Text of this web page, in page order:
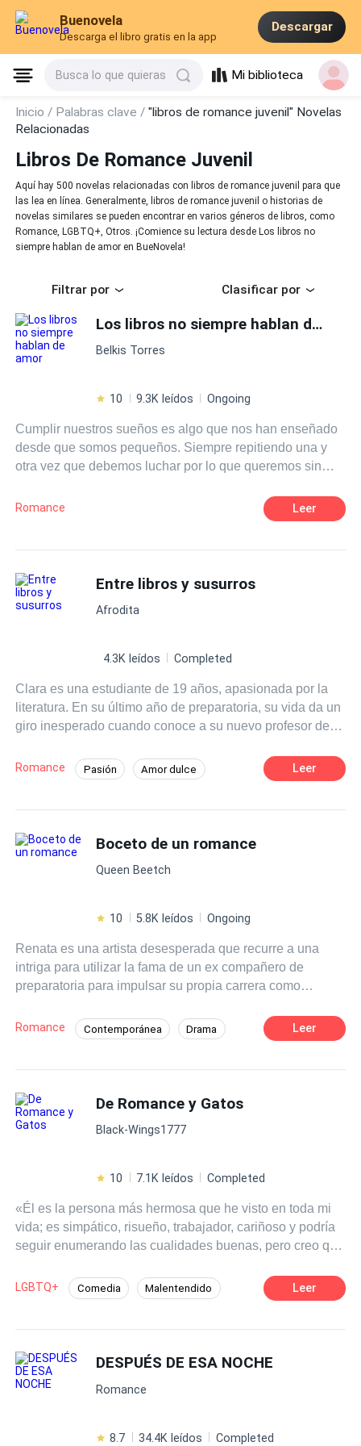
Buenovela
Descarga el libro gratis en la app
Descargar
Busca lo que quieras Mi biblioteca
Inicio / Palabras clave /"libros de romance juvenil" Novelas
Relacionadas
Libros De Romance Juvenil
Aquí hay 500 novelas relacionadas con libros de romance juvenil para que
las lea en línea. Generalmente, libros de romance juvenil o historias de
novelas similares se pueden encontrar en varios géneros de libros, como
Romance, LGBTQ+, Otros. ¡Comience su lectura desde Los libros no
siempre hablan de amor en BueNovela!
Filtrar por Clasificar por
Los libros no siempre hablan de amor
Belkis Torres
10 9.3K leídos Ongoing
Cumplir nuestros sueños es algo que nos han enseñado
desde que somos pequeños. Siempre repitiendo una y
otra vez que debemos luchar por lo que queremos sin
tenía en mente cuando se subió a un avión para ir al otro
extremo del país, para perseguir eso que tanto anhelaba.
cosas más, nuevas amistades, nuevos gustos, pero sobre
todo, algo sobre lo que solamente había escrito y leído: el
Romance Leer
Entre libros y susurros
Afrodita
4.3K leídos Completed
Clara es una estudiante de 19 años, apasionada por la
literatura. En su último año de preparatoria, su vida da un
giro inesperado cuando conoce a su nuevo profesor de
talentoso que despierta en ella una admiración profunda.
A medida que las clases avanzan Clara se siente cada
Romance Pasión Amor dulce
Primer Amor
Leer
Boceto de un romance
Queen Beetch
10 5.8K leídos Ongoing
Renata es una artista desesperada que recurre a una
intriga para utilizar la fama de un ex compañero de
preparatoria para impulsar su propia carrera como
hasta que la mentira se le escapa de las manos y se ve
obligada a fingir que es la novia de la estrella de rock.
Romance Contemporánea Drama
Triángulo Amoroso
Leer
De Romance y Gatos
Black-Wings1777
10 7.1K leídos Completed
«Él es la persona más hermosa que he visto en toda mi
vida; es simpático, risueño, trabajador, cariñoso y podría
seguir enumerando las cualidades buenas, pero creo que
perfecto». «Lo quiero porque me quiere y lo amo porque
me ama, aunque a veces tengamos nuestras diferencias
Ahora él quiere contar su historia y de cómo ese alguien
le brindó una nueva vida. Pero no contará solo su
historia, aprovechará la oportunidad para desenlazar otra.
peculiar en la cual predominan las aventuras y
LGBTQ+ Comedia Malentendido Leer
DESPUÉS DE ESA NOCHE
Romance
8.7 34.4K leídos Completed